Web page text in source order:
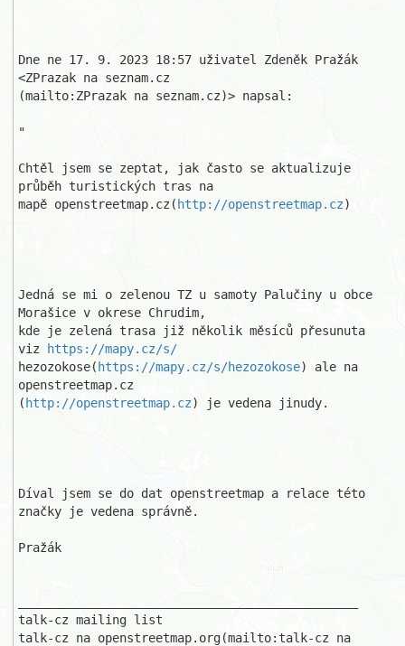
Dne ne 17. 9. 2023 18:57 uživatel Zdeněk Pražák
<ZPrazak na seznam.cz
(mailto:ZPrazak na seznam.cz)> napsal:
"
Chtěl jsem se zeptat, jak často se aktualizuje
průběh turistických tras na
mapě openstreetmap.cz( http://openstreetmap.cz)
Jedná se mi o zelenou TZ u samoty Palučiny u obce
Morašice v okrese Chrudim,
kde je zelená trasa již několik měsíců přesunuta
viz
https://mapy.cz/s/
hezozokose( https://mapy.cz/s/hezozokose) ale na
openstreetmap.cz
( http://openstreetmap.cz) je vedena jinudy.
Díval jsem se do dat openstreetmap a relace této
značky je vedena správně.
Pražák
talk-cz mailing list
talk-cz na openstreetmap.org(mailto:talk-cz na